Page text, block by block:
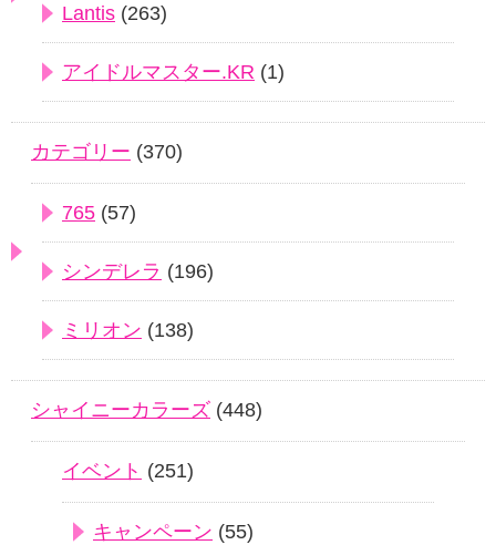
Lantis (263)
アイドルマスター.KR (1)
カテゴリー (370)
765 (57)
シンデレラ (196)
ミリオン (138)
シャイニーカラーズ (448)
イベント (251)
キャンペーン (55)